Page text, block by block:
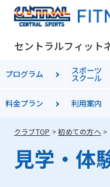
セントラルフィット
プログラム スポーツ
スクール
料金プラン 利用案内
クラブTOP 初めての方へ
見学・体